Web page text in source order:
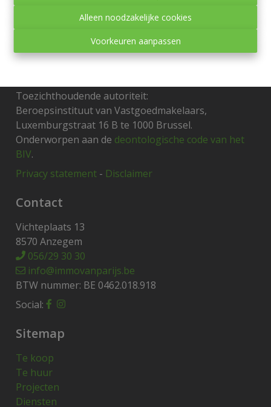
Alleen noodzakelijke cookies
Voorkeuren aanpassen
Toezichthoudende autoriteit:
Beroepsinstituut van Vastgoedmakelaars,
Luxemburgstraat 16 B te 1000 Brussel.
Onderworpen aan de deontologische code van het
BIV.
Privacy statement - Disclaimer
Contact
Vichteplaats 13
8570 Anzegem
056/29 30 30
info@immovanparijs.be
BTW nummer: BE 0462.018.918
Social:
Sitemap
Te koop
Te huur
Projecten
Diensten